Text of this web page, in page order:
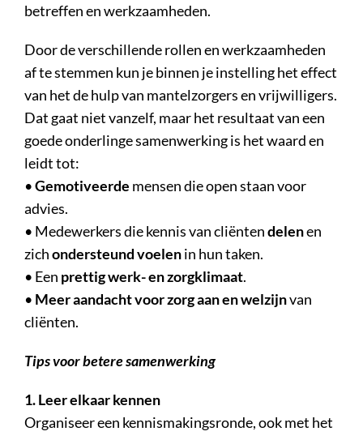
betreffen en werkzaamheden.
Door de verschillende rollen en werkzaamheden
af te stemmen kun je binnen je instelling het effect
van het de hulp van mantelzorgers en vrijwilligers.
Dat gaat niet vanzelf, maar het resultaat van een
goede onderlinge samenwerking is het waard en
leidt tot:
•Gemotiveerde mensen die open staan voor
advies.
• Medewerkers die kennis van cliëntendelenen
zichondersteund voelenin hun taken.
• Een prettig werk- en zorgklimaat.
• Meer aandacht voor zorg aan en welzijnvan
cliënten.
Tips voor betere samenwerking
1. Leer elkaar kennen
Organiseer een kennismakingsronde, ook met het